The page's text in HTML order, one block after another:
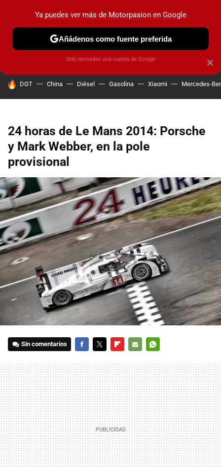
PRUEBAS COCHES ELÉCTRICOS OBSERVATORIO
HOY SE HABLA DE
DGT China Diésel Gasolina Xiaomi Mercedes-
24 horas de Le Mans 2014: Porsche
y Mark Webber, en la pole
provisional
Sin comentarios
MAIL
×
Ya puedes ver más de Motorpasion en Google
Añádenos como fuente preferida
Solo necesitas una cuenta de Google